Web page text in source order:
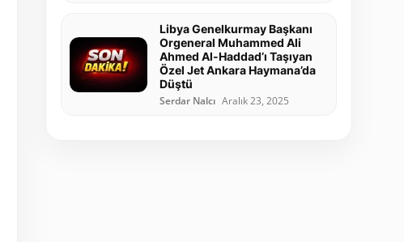
Libya Genelkurmay Başkanı
Orgeneral Muhammed Ali
Ahmed Al-Haddad’ı Taşıyan
Özel Jet Ankara Haymana’da
Düştü
Serdar Nalcı Aralık 23, 2025